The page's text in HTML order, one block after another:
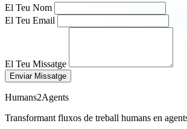
El Teu Nom
El Teu Email
El Teu Missatge
Enviar Missatge
Humans2Agents
Transformant fluxos de treball humans en